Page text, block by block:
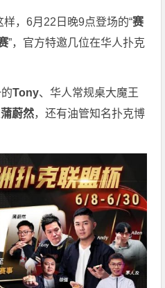
，6月22日晚9点登场的“赛
”，官方特邀几位在华人扑克
Tony、华人常规桌大魔王
蒲蔚然，还有油管知名扑克博